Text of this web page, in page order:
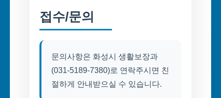
접수/문의
문의사항은 화성시 생활보장과
(031-5189-7380)로 연락주시면 친
절하게 안내받으실 수 있습니다.